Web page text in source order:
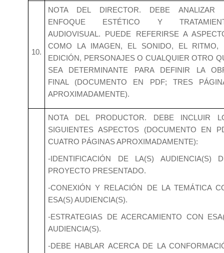
10.
NOTA DEL DIRECTOR. DEBE ANALIZAR
ENFOQUE ESTÉTICO Y
AUDIOVISUAL. PUEDE REFERIRSE A
COMO LA IMAGEN, EL SONIDO, EL RITMO,
EDICIÓN, PERSONAJES O CUALQUIER OTRO
SEA DETERMINANTE PARA DEFINIR LA
FINAL (DOCUMENTO EN PDF; TRES
APROXIMADAMENTE).
NOTA DEL PRODUCTOR. DEBE INCLUIR
SIGUIENTES ASPECTOS (DOCUMENTO EN
CUATRO PÁGINAS APROXIMADAMENTE):
-IDENTIFICACIÓN DE LA(S) AUDIENCIA(S)
PROYECTO PRESENTADO.
-CONEXIÓN Y RELACIÓN DE LA TEMÁTICA
ESA(S) AUDIENCIA(S).
-ESTRATEGIAS DE ACERCAMIENTO CON
AUDIENCIA(S).
-DEBE HABLAR ACERCA DE LA